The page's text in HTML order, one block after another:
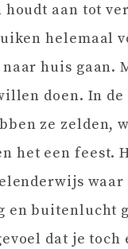
aan tot
helemaal
huis gaan.
doen. In
ze
het een feest.
waar
buitenlucht
dat je